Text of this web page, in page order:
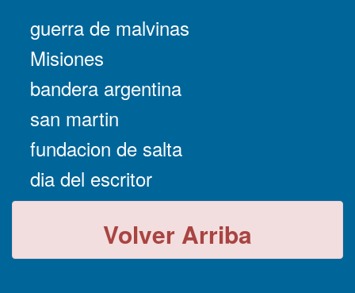
guerra de malvinas
Misiones
bandera argentina
san martin
fundacion de salta
dia del escritor
Volver Arriba